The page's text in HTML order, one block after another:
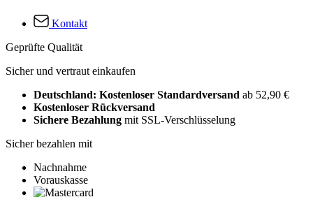
Kontakt
Geprüfte Qualität
Sicher und vertraut einkaufen
Deutschland: Kostenloser Standardversand ab 52,90 €
Kostenloser Rückversand
Sichere Bezahlung mit SSL-Verschlüsselung
Sicher bezahlen mit
Nachnahme
Vorauskasse